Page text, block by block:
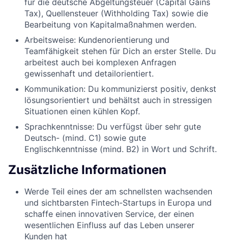
Tax), Quellensteuer (Withholding Tax) sowie die
Bearbeitung von Kapitalmaßnahmen werden.
Arbeitsweise: Kundenorientierung und
Teamfähigkeit stehen für Dich an erster Stelle. Du
arbeitest auch bei komplexen Anfragen
gewissenhaft und detailorientiert.
Kommunikation: Du kommunizierst positiv, denkst
lösungsorientiert und behältst auch in stressigen
Situationen einen kühlen Kopf.
Sprachkenntnisse: Du verfügst über sehr gute
Deutsch- (mind. C1) sowie gute
Englischkenntnisse (mind. B2) in Wort und Schrift.
Zusätzliche Informationen
Werde Teil eines der am schnellsten wachsenden
und sichtbarsten Fintech-Startups in Europa und
schaffe einen innovativen Service, der einen
wesentlichen Einfluss auf das Leben unserer
Kunden hat